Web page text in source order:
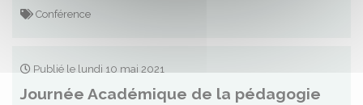
Conférence
Publié le lundi 10 mai 2021
Journée Académique de la pédagogie